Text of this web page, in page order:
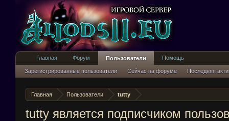
Главная Пользователи tutty
tutty является подписчиком
Главная Форум Пользователи
Зарегистрированные пользователи Сейчас на форуме Последняя
Помощь